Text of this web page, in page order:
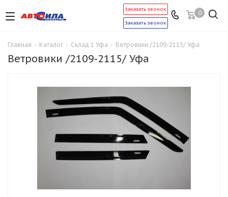
0
Заказать звонок
Заказать звонок
Главная - Каталог - Склад 1 Уфа - Ветровики /2109-2115/ Уфа
Ветровики /2109-2115/ Уфа